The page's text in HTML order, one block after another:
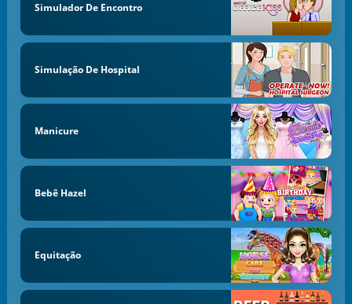
Simulador De Encontro
Simulação De Hospital
Manicure
Bebê Hazel
Equitação